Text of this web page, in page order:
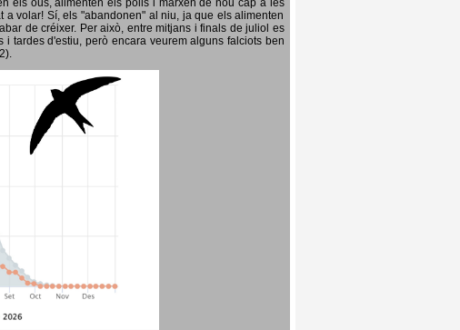
els ous, alimenten els polls i marxen de nou cap a les
volar! Sí, els "abandonen" al niu, ja que els alimenten
de créixer. Per això, entre mitjans i finals de juliol es
tardes d'estiu, però encara veurem alguns falciots ben